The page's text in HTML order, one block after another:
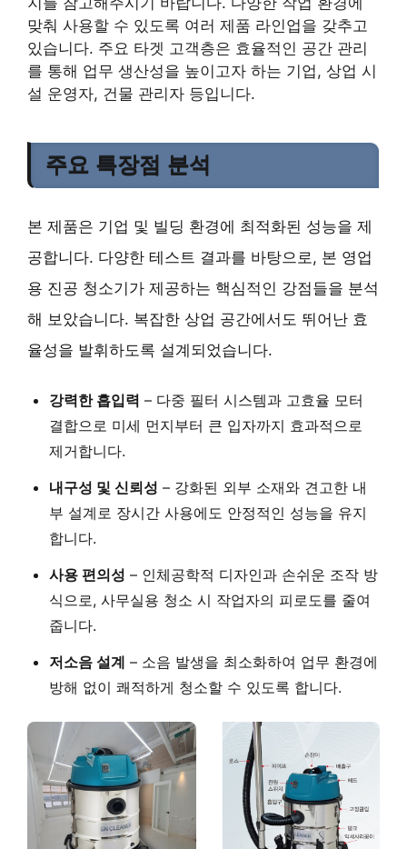
맞춰 사용할 수 있도록 여러 제품 라인업을 갖추고
있습니다. 주요 타겟 고객층은 효율적인 공간 관리
를 통해 업무 생산성을 높이고자 하는 기업, 상업 시
설 운영자, 건물 관리자 등입니다.
주요 특장점 분석
본 제품은 기업 및 빌딩 환경에 최적화된 성능을 제
공합니다. 다양한 테스트 결과를 바탕으로, 본 영업
용 진공 청소기가 제공하는 핵심적인 강점들을 분석
해 보았습니다. 복잡한 상업 공간에서도 뛰어난 효
율성을 발휘하도록 설계되었습니다.
강력한 흡입력 – 다중 필터 시스템과 고효율 모터
결합으로 미세 먼지부터 큰 입자까지 효과적으로
제거합니다.
내구성 및 신뢰성 – 강화된 외부 소재와 견고한 내
부 설계로 장시간 사용에도 안정적인 성능을 유지
합니다.
사용 편의성 – 인체공학적 디자인과 손쉬운 조작 방
식으로, 사무실용 청소 시 작업자의 피로도를 줄여
줍니다.
저소음 설계 – 소음 발생을 최소화하여 업무 환경에
방해 없이 쾌적하게 청소할 수 있도록 합니다.